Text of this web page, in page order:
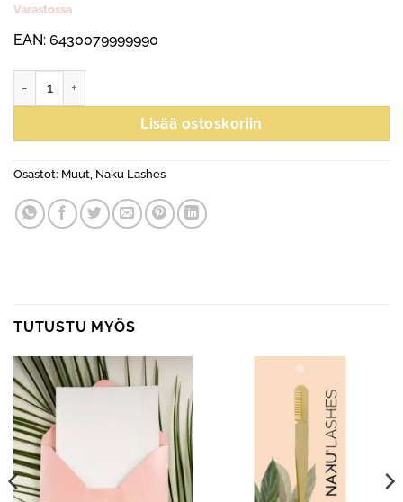
Varastossa
EAN: 6430079999990
Lisää ostoskoriin
Osastot: Muut Naku Lashes
TUTUSTU MYÖS